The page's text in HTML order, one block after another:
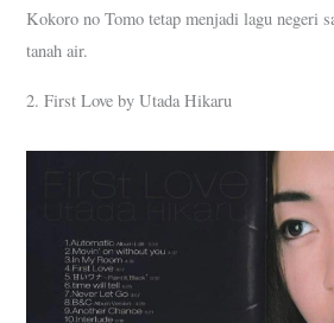
Kokoro no Tomo tetap menjadi lagu negeri
tanah air.
2. First Love by Utada Hikaru